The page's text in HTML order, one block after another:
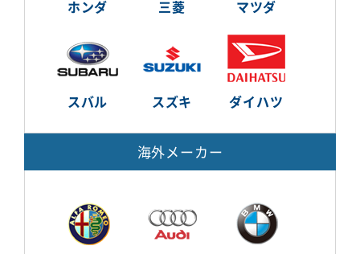
ホンダ 三菱 マツダ
スバル スズキ ダイハツ
海外メーカー